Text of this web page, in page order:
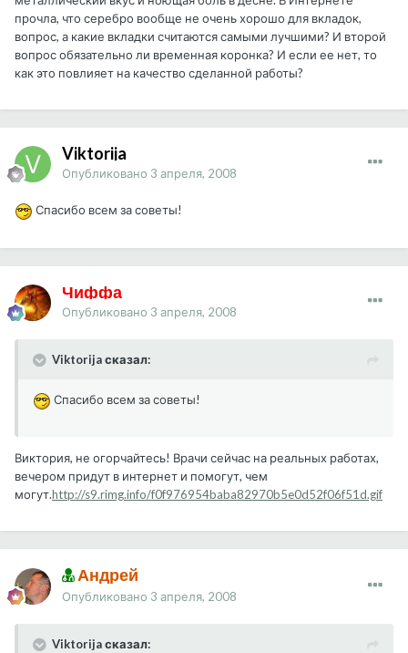
прочла, что серебро вообще не очень хорошо для вкладок,
вопрос, а какие вкладки считаются самыми лучшими? И второй
вопрос обязательно ли временная коронка? И если ее нет, то
как это повлияет на качество сделанной работы?
Viktorija
Опубликовано 3 апреля, 2008
Спасибо всем за советы!
Чиффа
Опубликовано 3 апреля, 2008
Viktorija сказал:
Спасибо всем за советы!
Виктория, не огорчайтесь! Врачи сейчас на реальных работах,
вечером придут в интернет и помогут, чем
могут.http://s9.rimg.info/f0f976954baba82970b5e0d52f06f51d.gif
Андрей
Опубликовано 3 апреля, 2008
Viktorija сказал: